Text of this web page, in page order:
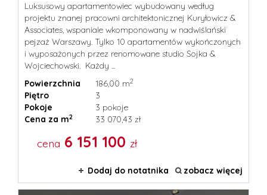
Luksusowy apartamentowiec wybudowany według
projektu znanej pracowni architektonicznej Kuryłowicz &
Associates, wspaniale wkomponowany w nadwiślański
pejzaż Warszawy. Tylko 10 apartamentów wykończonych
i wyposażonych przez renomowane studio Sojka &
Wojciechowski. Każdy ...
Powierzchnia
186,00 m2
Piętro
3
Pokoje
3 pokoje
Cena za m2 33 070,43 zł
cena 6 151 100 zł
Dodaj do notatnika zobacz więcej